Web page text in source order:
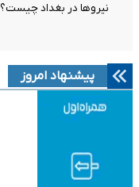
نیروها در بغداد چیست؟
پیشنهاد امروز